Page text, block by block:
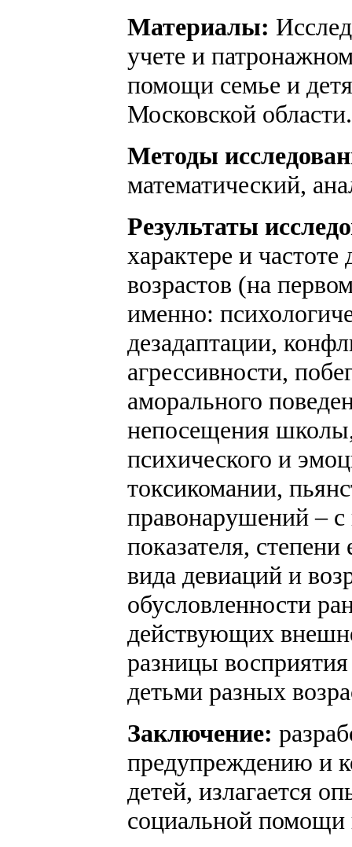
Материалы:
учете и
помощи семье и
Московской области.
Методы
математический,
Результаты
характере и
возрастов (на
именно:
дезадаптации,
агрессивности,
аморального
непосещения
психического и
токсикомании,
правонарушений – с
показателя,
вида девиаций и
обусловленности
действующих
разницы восприятия
детьми разных
Заключение:
предупреждению и
детей, излагается
социальной